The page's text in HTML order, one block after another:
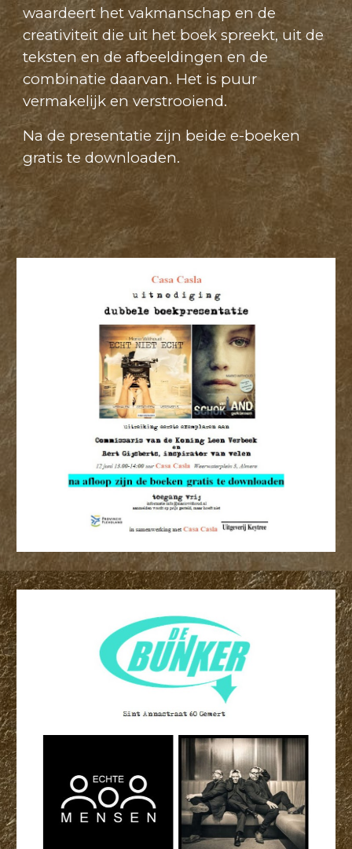
waardeert het vakmanschap en de
creativiteit die uit het boek spreekt, uit de
teksten en de afbeeldingen en de
combinatie daarvan. Het is puur
vermakelijk en verstrooiend.
Na de presentatie zijn beide e-boeken
gratis te downloaden.